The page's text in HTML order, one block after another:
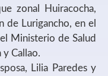
zonal Huiracocha,
de Lurigancho, en el
Ministerio de Salud
Callao.
Lilia Paredes y